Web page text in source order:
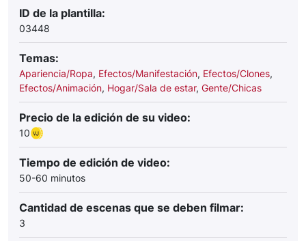
ID de la plantilla:
03448
Temas:
Apariencia/Ropa, Efectos/Manifestación, Efectos/Clones,
Efectos/Animación, Hogar/Sala de estar, Gente/Chicas
Precio de la edición de su video:
10
Tiempo de edición de video:
50-60 minutos
Cantidad de escenas que se deben filmar:
3